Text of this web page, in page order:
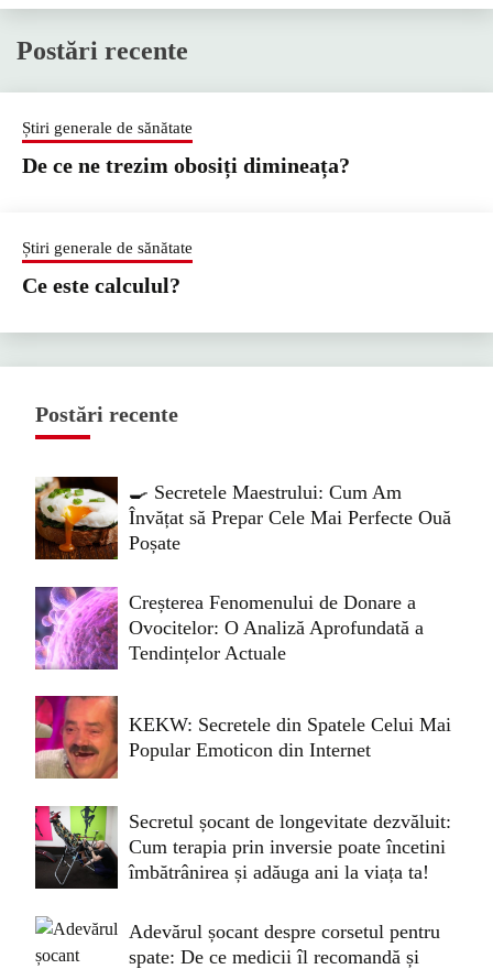
Postări recente
Știri generale de sănătate
De ce ne trezim obosiți dimineața?
Știri generale de sănătate
Ce este calculul?
Postări recente
🍳 Secretele Maestrului: Cum Am
Învățat să Prepar Cele Mai Perfecte Ouă
Poșate
Creșterea Fenomenului de Donare a
Ovocitelor: O Analiză Aprofundată a
Tendințelor Actuale
KEKW: Secretele din Spatele Celui Mai
Popular Emoticon din Internet
Secretul șocant de longevitate dezvăluit:
Cum terapia prin inversie poate încetini
îmbătrânirea și adăuga ani la viața ta!
Adevărul șocant despre corsetul pentru
spate: De ce medicii îl recomandă și